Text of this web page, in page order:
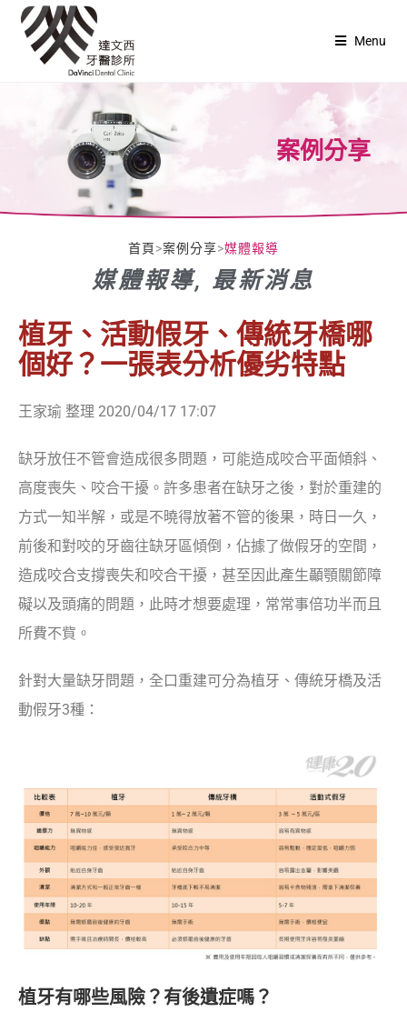
Menu
案例分享
媒體報導, 最新消息
首頁>案例分享>媒體報導
植牙、活動假牙、傳統牙橋哪
個好？一張表分析優劣特點
王家瑜 整理 2020/04/17 17:07
缺牙放任不管會造成很多問題，可能造成咬合平面傾斜、
高度喪失、咬合干擾。許多患者在缺牙之後，對於重建的
方式一知半解，或是不曉得放著不管的後果，時日一久，
前後和對咬的牙齒往缺牙區傾倒，佔據了做假牙的空間，
造成咬合支撐喪失和咬合干擾，甚至因此產生顳顎關節障
礙以及頭痛的問題，此時才想要處理，常常事倍功半而且
所費不貲。
針對大量缺牙問題，全口重建可分為植牙、傳統牙橋及活
動假牙3種：
植牙有哪些風險？有後遺症嗎？